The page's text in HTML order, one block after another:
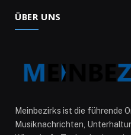
ÜBER UNS
Meinbezirks ist die führende
Musiknachrichten,